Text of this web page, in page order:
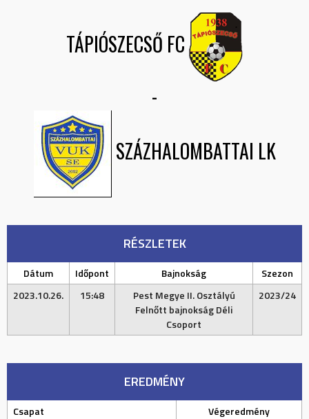
TÁPIÓSZECSŐ FC
-
SZÁZHALOMBATTAI LK
RÉSZLETEK
Dátum Időpont Bajnokság
Szezon
2023.10.26.
15:48
Pest Megye II. Osztályú
Felnőtt bajnokság Déli
Csoport
2023/24
EREDMÉNY
Csapat
Végeredmény